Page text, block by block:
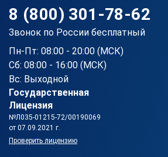
8 (800) 301-78-62
Звонок по России бесплатный
Пн-Пт: 08:00 - 20:00 (МСК)
Сб: 08:00 - 16:00 (МСК)
Вс: Выходной
Государственная
Лицензия
№Л035-01215-72/00190069
от 07.09.2021 г.
Проверить лицензию